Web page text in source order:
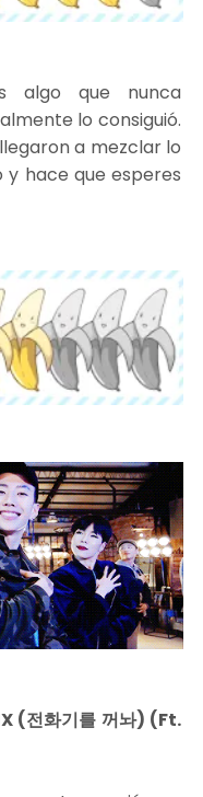
algo que nunca
lo consiguió.
a mezclar lo
hace que esperes
(전화기를 꺼놔) (Ft.